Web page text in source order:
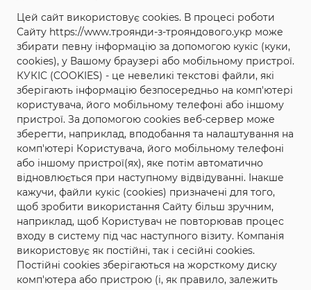
Цей сайт використовує cookies. В процесі роботи
Сайту https://www.троянди-з-трояндового.укр може
збирати певну інформацію за допомогою кукіс (куки,
cookies), у Вашому браузері або мобільному пристрої.
КУКІС (COOKIES) - це невеликі текстові файли, які
зберігають інформацію безпосередньо на комп'ютері
користувача, його мобільному телефоні або іншому
пристрої. За допомогою cookies веб-сервер може
зберегти, наприклад, вподобання та налаштування на
комп'ютері Користувача, його мобільному телефоні
або іншому пристрої(ях), яке потім автоматично
відновлюється при наступному відвідуванні. Інакше
кажучи, файли кукіс (cookies) призначені для того,
щоб зробити використання Сайту більш зручним,
наприклад, щоб Користувач не повторював процес
входу в систему під час наступного візиту. Компанія
використовує як постійні, так і сесійні cookies.
Постійні cookies зберігаються на жорсткому диску
комп'ютера або пристрою (і, як правило, залежить
Назва: Лeонідас
Повна назва: Лeонідас (Leonidas), Meilland
Категорія: Чайно-гібридні
Країна і рік створення: Франція,1995р.
Колір: коричневато-цегляно-червоний з
жовтим підкладом
Висота куща: 70-90см
Ширина куща: 50см
Аромат: Легкий
Ціна за кущ: 80 грн.